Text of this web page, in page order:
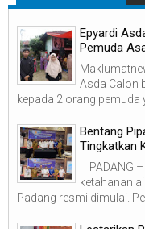
Epyardi
Pemuda
Asda Calon
kepada 2 orang pemuda
‎Bentang
Tingkatkan
PADANG
ketahanan
Padang resmi dimulai.